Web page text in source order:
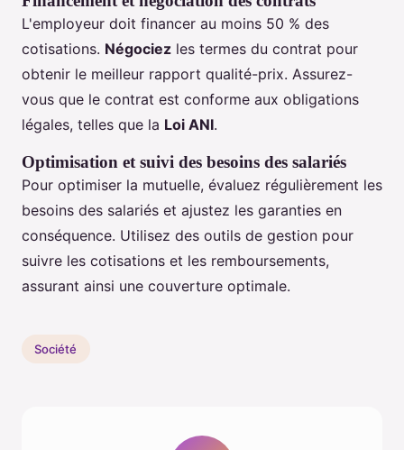
L'employeur doit financer au moins 50 % des
cotisations. Négociez les termes du contrat pour
obtenir le meilleur rapport qualité-prix. Assurez-
vous que le contrat est conforme aux obligations
légales, telles que la Loi ANI.
Optimisation et suivi des besoins des salariés
Pour optimiser la mutuelle, évaluez régulièrement les
besoins des salariés et ajustez les garanties en
conséquence. Utilisez des outils de gestion pour
suivre les cotisations et les remboursements,
assurant ainsi une couverture optimale.
Société